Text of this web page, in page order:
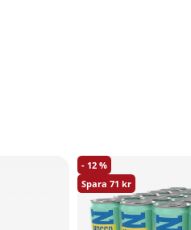
12
71